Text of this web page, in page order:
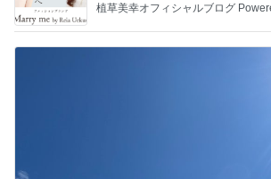
植草美幸オフィシャルブログ